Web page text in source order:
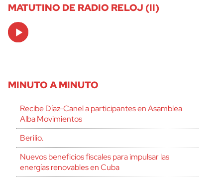
MATUTINO DE RADIO RELOJ (II)
Audio
Player
MINUTO A MINUTO
Recibe Díaz-Canel a participantes en Asamblea
Alba Movimientos
Berilio.
Nuevos beneficios fiscales para impulsar las
energías renovables en Cuba